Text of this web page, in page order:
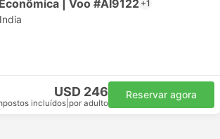
Econômica | Voo #AI9122 +1
USD 246
incluídos por adulto
Reservar agora